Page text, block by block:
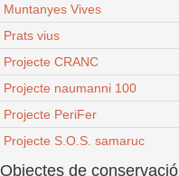
Muntanyes Vives
Prats vius
Projecte CRANC
Projecte naumanni 100
Projecte PeriFer
Projecte S.O.S. samaruc
Objectes de conservació